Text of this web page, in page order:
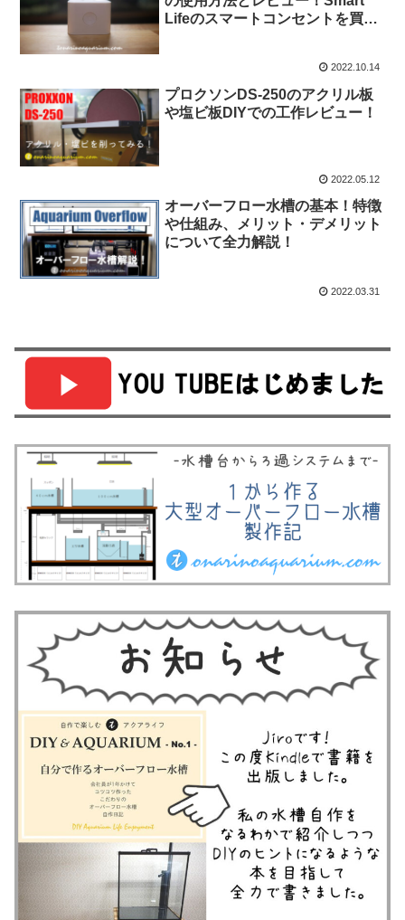
Lifeのスマートコンセントを買っ
2022.10.14
プロクソンDS-250のアクリル板
や塩ビ板DIYでの工作レビュー！
2022.05.12
オーバーフロー水槽の基本！特徴
や仕組み、メリット・デメリット
について全力解説！
2022.03.31